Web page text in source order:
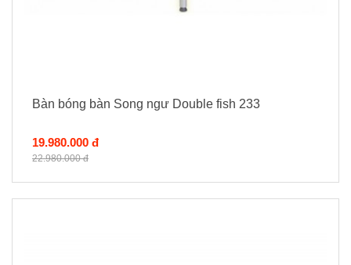
Bàn bóng bàn Song ngư Double fish 233
19.980.000 đ
22.980.000 đ